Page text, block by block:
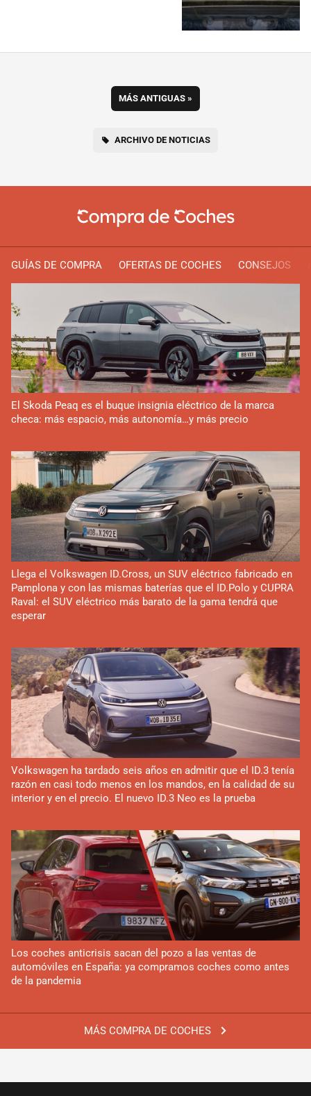
MÁS ANTIGUAS »
ARCHIVO DE NOTICIAS
GUÍAS DE COMPRA OFERTAS DE COCHES CONSEJOS
MÁS COMPRA DE COCHES
El Skoda Peaq es el buque insignia eléctrico de la marca
checa: más espacio, más autonomía…y más precio
Llega el Volkswagen ID.Cross, un SUV eléctrico fabricado en
Pamplona y con las mismas baterías que el ID.Polo y CUPRA
Raval: el SUV eléctrico más barato de la gama tendrá que
esperar
Volkswagen ha tardado seis años en admitir que el ID.3 tenía
razón en casi todo menos en los mandos, en la calidad de su
interior y en el precio. El nuevo ID.3 Neo es la prueba
Los coches anticrisis sacan del pozo a las ventas de
automóviles en España: ya compramos coches como antes
de la pandemia